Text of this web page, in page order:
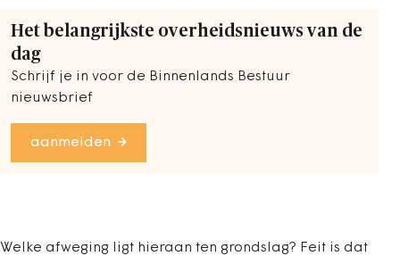
Het belangrijkste overheidsnieuws van de
dag
Schrijf je in voor de Binnenlands Bestuur
nieuwsbrief
aanmelden
Welke afweging ligt hieraan ten grondslag? Feit is dat